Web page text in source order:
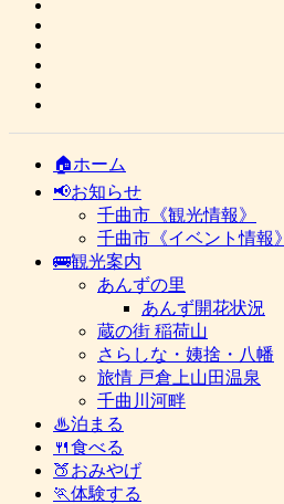
🏠ホーム
📢お知らせ
千曲市《観光情報》
千曲市《イベント情報》
🚌観光案内
あんずの里
あんず開花状況
蔵の街 稲荷山
さらしな・姨捨・八幡
旅情 戸倉上山田温泉
千曲川河畔
♨泊まる
🍴食べる
🍑おみやげ
🏃体験する